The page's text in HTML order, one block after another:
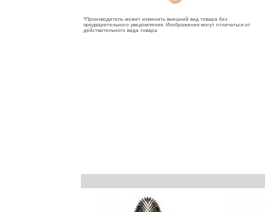
*Производитель может изменить внешний вид товара без
предварительного уведомления. Изображения могут отличаться от
действительного вида товара